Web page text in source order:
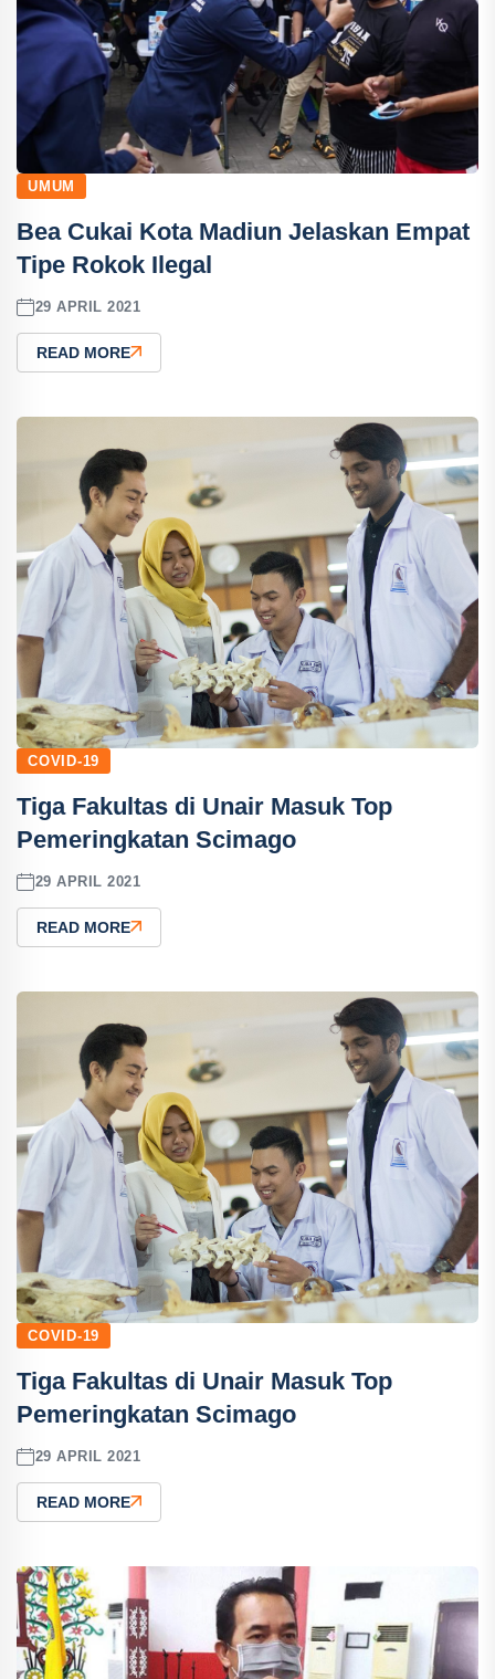
UMUM
Bea Cukai Kota Madiun Jelaskan Empat
Tipe Rokok Ilegal
29 APRIL 2021
READ MORE
COVID-19
Tiga Fakultas di Unair Masuk Top
Pemeringkatan Scimago
29 APRIL 2021
READ MORE
COVID-19
Tiga Fakultas di Unair Masuk Top
Pemeringkatan Scimago
29 APRIL 2021
READ MORE